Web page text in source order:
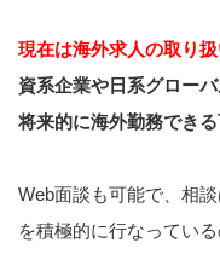
現在は海外求人の取り
資系企業や日系グロー
将来的に海外勤務でき
Web面談も可能で、相
を積極的に行なってい